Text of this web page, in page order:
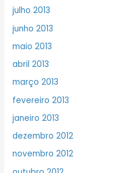
julho 2013
junho 2013
maio 2013
abril 2013
março 2013
fevereiro 2013
janeiro 2013
dezembro 2012
novembro 2012